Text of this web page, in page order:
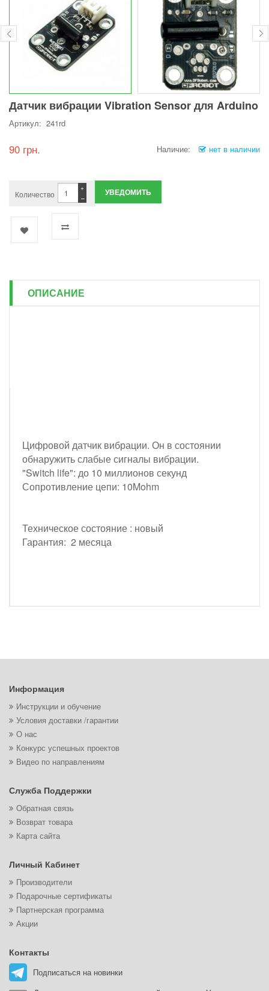
Датчик вибрации Vibration Sensor для Arduino
Артикул: 241rd
90 грн. Наличие: нет в наличии
Количество −
+ УВЕДОМИТЬ
ОПИСАНИЕ
Цифровой датчик вибрации. Он в состоянии
обнаружить слабые сигналы вибрации.
"Switch life": до 10 миллионов секунд
Сопротивление цепи: 10Mohm
Техническое состояние : новый
Гарантия: 2 месяца
Информация
Инструкции и обучение
Условия доставки /гарантии
О нас
Конкурс успешных проектов
Видео по направлениям
Служба Поддержки
Обратная связь
Возврат товара
Карта сайта
Личный Кабинет
Производители
Подарочные сертификаты
Партнерская программа
Акции
Контакты
Подписаться на новинки